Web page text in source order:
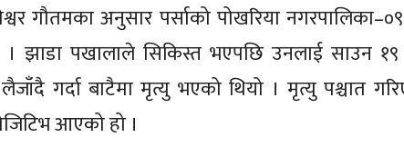
गौतमका अनुसार पर्साको पोखरिया
। झाडा पखालाले सिकिस्त भएपछि उनलाई साउन
गर्दा बाटैमा मृत्यु भएको थियो । मृत्यु पश्चात
आएको हो ।